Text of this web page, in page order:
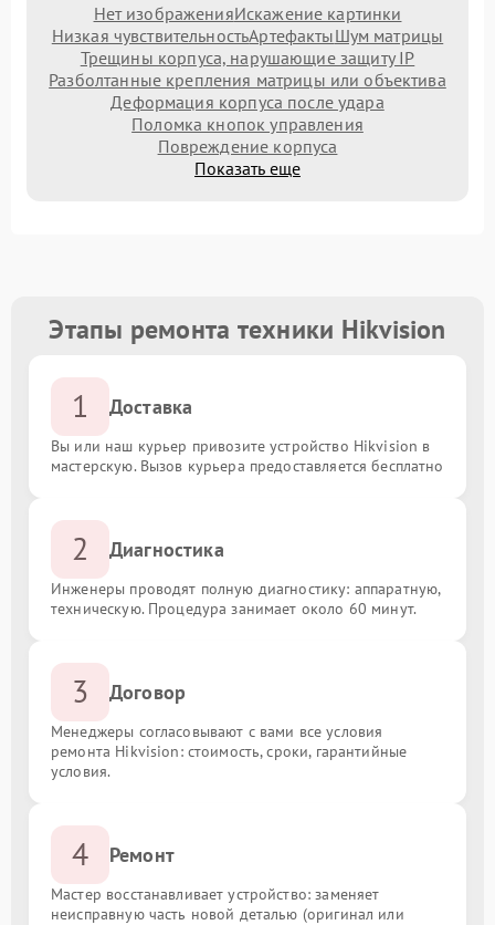
Нет изображенияИскажение картинки
Низкая чувствительностьАртефактыШум матрицы
Трещины корпуса, нарушающие защиту IP
Разболтанные крепления матрицы или объектива
Деформация корпуса после удара
Поломка кнопок управления
Повреждение корпуса
Показать еще
Этапы ремонта техники Hikvision
1 Доставка
Вы или наш курьер привозите устройство Hikvision в
мастерскую. Вызов курьера предоставляется бесплатно
2 Диагностика
Инженеры проводят полную диагностику: аппаратную,
техническую. Процедура занимает около 60 минут.
3 Договор
Менеджеры согласовывают с вами все условия
ремонта Hikvision: стоимость, сроки, гарантийные
условия.
4 Ремонт
Мастер восстанавливает устройство: заменяет
неисправную часть новой деталью (оригинал или